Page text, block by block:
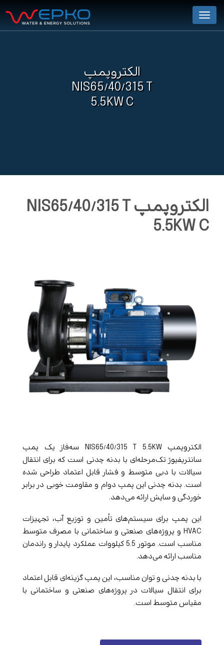
Menu
الکتروپمپ
NIS65/40/315 T
5.5KW C
الکتروپمپ NIS65/40/315 T
5.5KW C
الکتروپمپ NIS65/40/315 T 5.5KW سه‌فاز یک پمپ
سانتریفیوژ تک‌مرحله‌ای با بدنه چدنی است که برای انتقال
سیالات با دبی متوسط و فشار قابل اعتماد طراحی شده
است. بدنه چدنی این پمپ دوام و مقاومت خوبی در برابر
خوردگی و سایش ارائه می‌دهد.
این پمپ برای سیستم‌های تأمین و توزیع آب، تجهیزات
HVAC و پروژه‌های صنعتی و ساختمانی با مصرف متوسط
مناسب است. موتور 5.5 کیلووات عملکرد پایدار و راندمان
مناسب ارائه می‌دهد.
با بدنه چدنی و توان مناسب، این پمپ گزینه‌ای قابل اعتماد
برای انتقال سیالات در پروژه‌های صنعتی و ساختمانی با
مقیاس متوسط است.